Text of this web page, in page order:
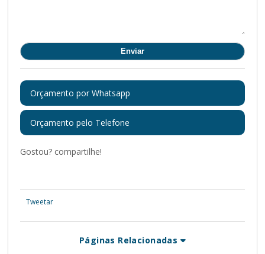
Orçamento por Whatsapp
Orçamento pelo Telefone
Gostou? compartilhe!
Tweetar
Páginas Relacionadas